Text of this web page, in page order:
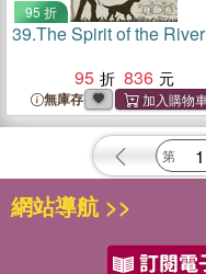
95 折
39.The Spirit of the River
95
836
無庫存
網站導航 >>